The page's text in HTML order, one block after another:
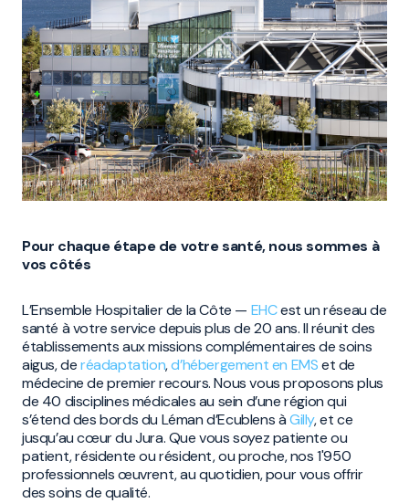
Pour chaque étape de votre santé, nous sommes à
vos côtés
L’Ensemble Hospitalier de la Côte — EHCest un réseau de
santé à votre service depuis plus de 20 ans. Il réunit des
établissements aux missions complémentaires de soins
aigus, deréadaptation,d’hébergement en EMSet de
médecine de premier recours. Nous vous proposons plus
de 40 disciplines médicales au sein d’une région qui
s’étend des bords du Léman d’Ecublens àGilly, et ce
jusqu’au cœur du Jura. Que vous soyez patiente ou
patient, résidente ou résident, ou proche, nos 1'950
professionnels œuvrent, au quotidien, pour vous offrir
des soins de qualité.